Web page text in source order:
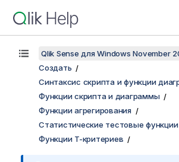
Qlik Sense для Windows November
Создать
Синтаксис скрипта и функции
Функции скрипта и диаграммы
Функции агрегирования
Статистические тестовые функции
Функции T-критериев